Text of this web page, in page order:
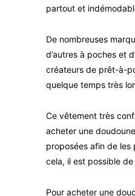
partout et
De nombreuses
d’autres à poches et
créateurs de prêt-à-
quelque temps très
Ce vêtement très
acheter une
proposées afin de
cela, il est possible
Pour acheter une